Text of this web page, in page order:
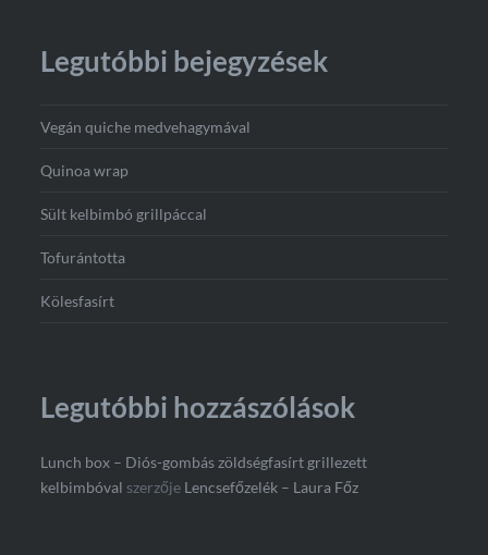
Legutóbbi bejegyzések
Vegán quiche medvehagymával
Quinoa wrap
Sült kelbimbó grillpáccal
Tofurántotta
Kölesfasírt
Legutóbbi hozzászólások
Lunch box – Diós-gombás zöldségfasírt grillezett
kelbimbóval szerzője Lencsefőzelék – Laura Főz